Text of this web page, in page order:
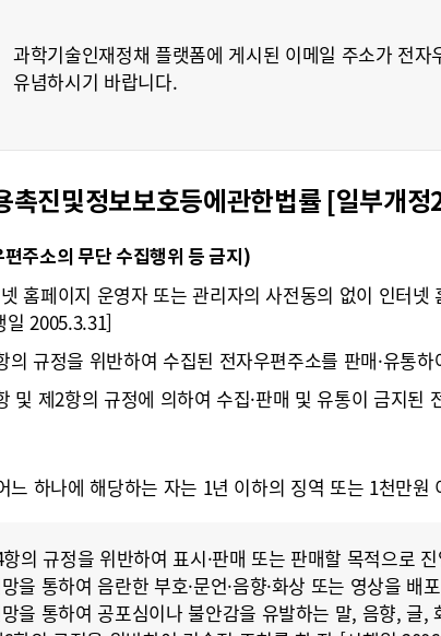
과학기술인재정채 플랫폼에 게시된 이메일 주소가 전
유념하시기 바랍니다.
촉진및정보보호등에관한법률 [일부개
주소의 무단 수집행위 등 금지)
홈페이지 운영자 또는 관리자의 사전동의 없이 인터
2005.3.31]
규정을 위반하여 수집된 전자우편주소를 판매·유통하
제2항의 규정에 의하여 수집·판매 및 유통이 금지된
하나에 해당하는 자는 1년 이하의 징역 또는 1천만
의 규정을 위반하여 표시·판매 또는 판매할 목적으로
을 통하여 음란한 부호·문언·음향·화상 또는 영상을 배
을 통하여 공포심이나 불안감을 유발하는 말, 음향, 글